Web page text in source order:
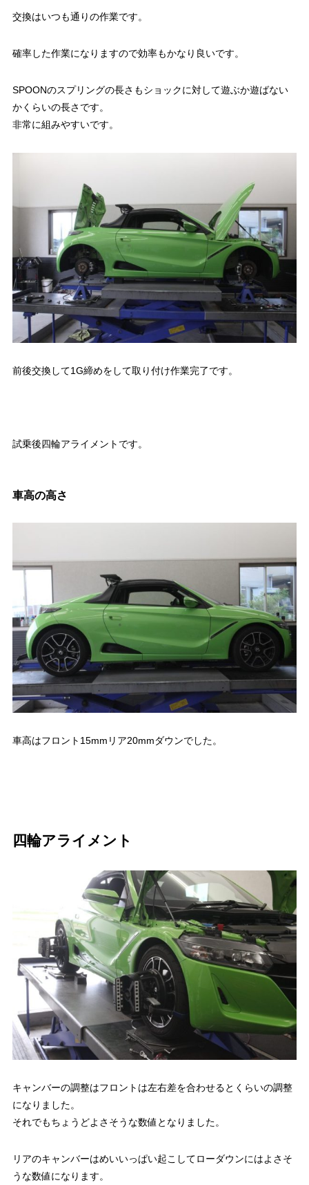
交換はいつも通りの作業です。
確率した作業になりますので効率もかなり良いです。
SPOONのスプリングの長さもショックに対して遊ぶか遊ばない
かくらいの長さです。
非常に組みやすいです。
前後交換して1G締めをして取り付け作業完了です。
試乗後四輪アライメントです。
車高の高さ
車高はフロント15mmリア20mmダウンでした。
四輪アライメント
キャンバーの調整はフロントは左右差を合わせるとくらいの調整
になりました。
それでもちょうどよさそうな数値となりました。
リアのキャンバーはめいいっぱい起こしてローダウンにはよさそ
うな数値になります。